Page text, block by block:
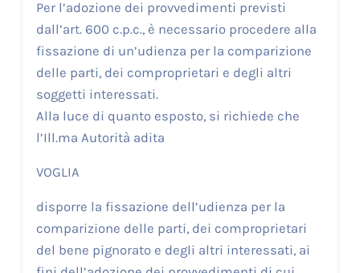
Per l’adozione dei provvedimenti previsti
dall’art. 600 c.p.c., è necessario procedere alla
fissazione di un’udienza per la comparizione
delle parti, dei comproprietari e degli altri
soggetti interessati.
Alla luce di quanto esposto, si richiede che
l’Ill.ma Autorità adita
VOGLIA
disporre la fissazione dell’udienza per la
comparizione delle parti, dei comproprietari
del bene pignorato e degli altri interessati, ai